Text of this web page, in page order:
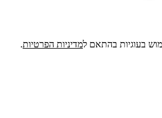
מדיניות הפרטיות.